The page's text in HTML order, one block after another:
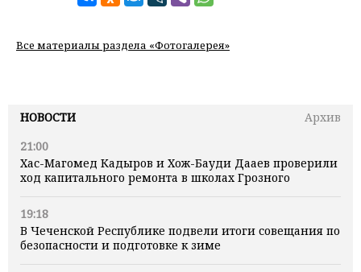
НОВОСТИ
Архив
21:00
Хас-Магомед Кадыров и Хож-Бауди Дааев проверили
ход капитального ремонта в школах Грозного
19:18
В Чеченской Республике подвели итоги совещания по
безопасности и подготовке к зиме
Все материалы раздела «Фотогалерея»